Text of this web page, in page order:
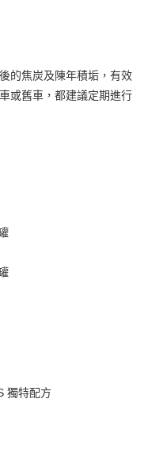
的焦炭及陳年積垢，有效
或舊車，都建議定期進行
獨特配方